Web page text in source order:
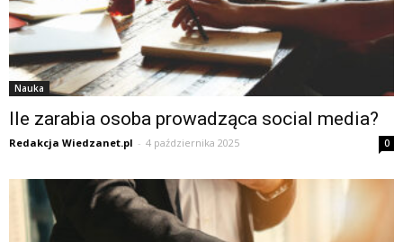
Nauka
Ile zarabia osoba prowadząca social media?
Redakcja Wiedzanet.pl - 4 października 2025 0